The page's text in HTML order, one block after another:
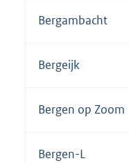
Bergambacht
Bergeijk
Bergen op Zoom
Bergen-L